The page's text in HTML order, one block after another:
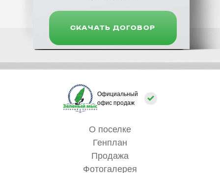
СКАЧАТЬ ДОГОВОР
Официальный
офис продаж
О поселке
Генплан
Продажа
Фотогалерея